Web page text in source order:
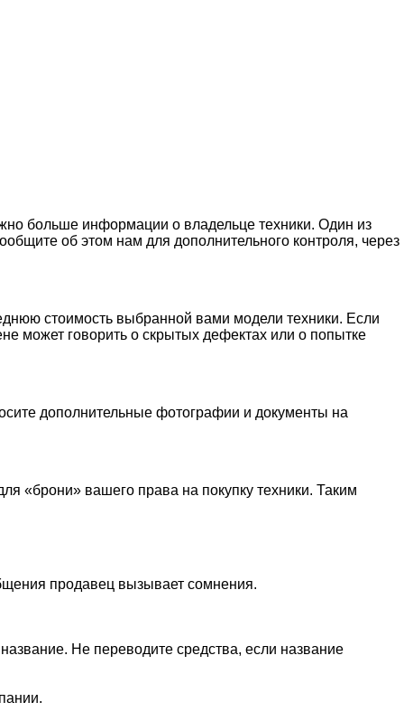
больше информации о владельце техники. Один из
об этом нам для дополнительного контроля, через
стоимость выбранной вами модели техники. Если
может говорить о скрытых дефектах или о попытке
дополнительные фотографии и документы на
«брони» вашего права на покупку техники. Таким
продавец вызывает сомнения.
Не переводите средства, если название